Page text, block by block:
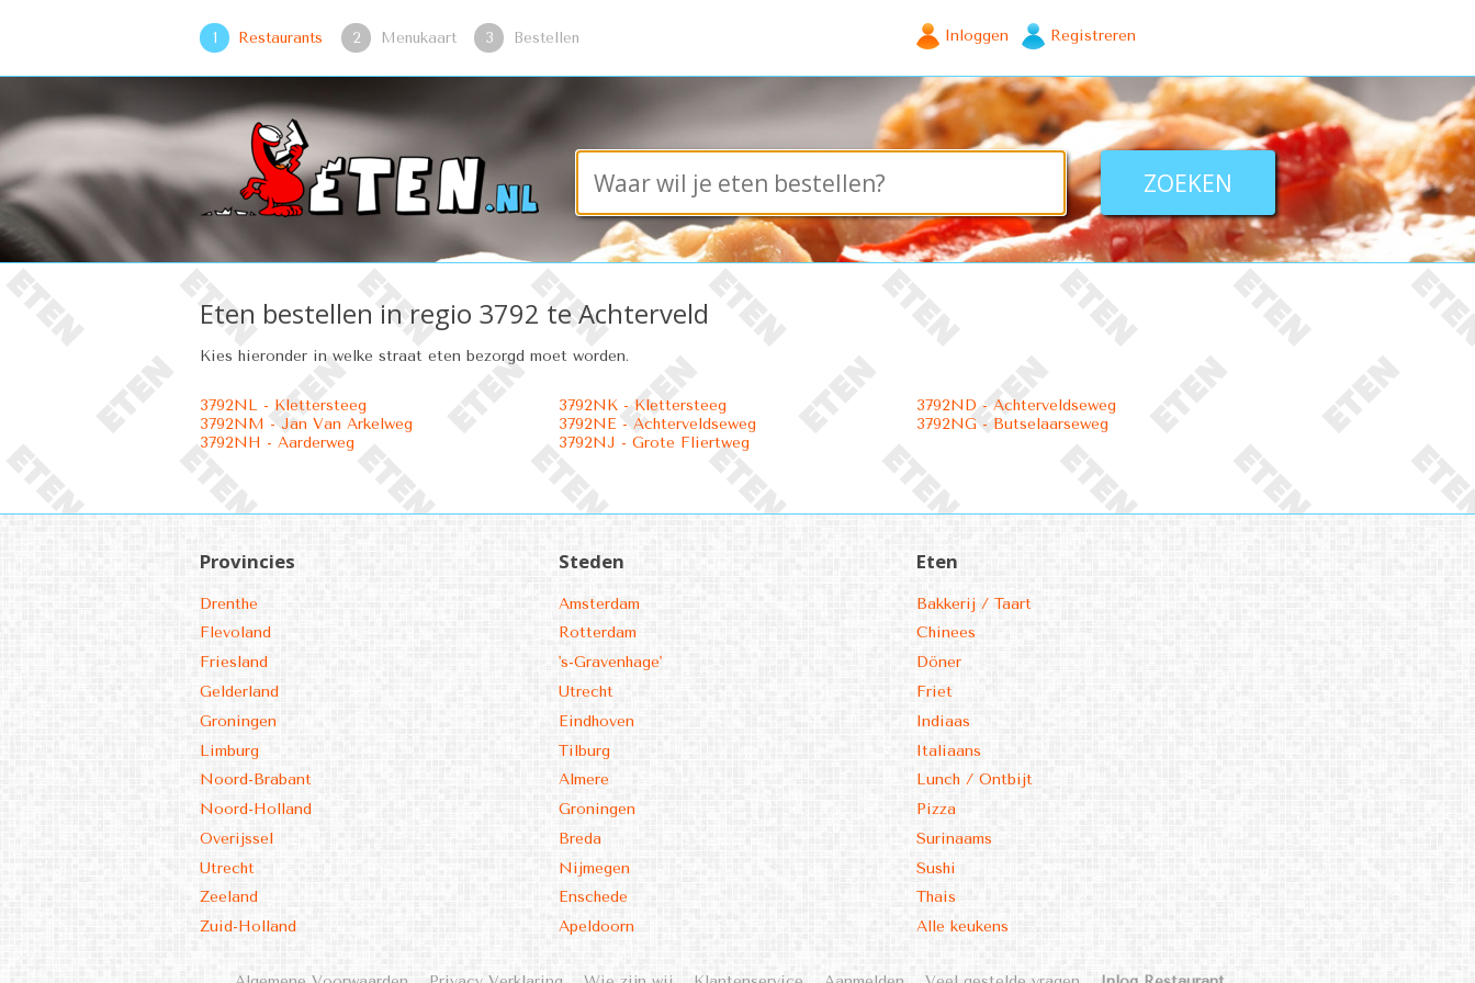
1 Restaurants 2 Menukaart 3 Bestellen Inloggen Registreren
Eten bestellen in regio 3792 te Achterveld
Kies hieronder in welke straat eten bezorgd moet worden.
3792NL - Klettersteeg
3792NM - Jan Van Arkelweg
3792NH - Aarderweg
3792NK - Klettersteeg
3792NE - Achterveldseweg
3792NJ - Grote Fliertweg
3792ND - Achterveldseweg
3792NG - Butselaarseweg
Provincies
Drenthe
Flevoland
Friesland
Gelderland
Groningen
Limburg
Noord-Brabant
Noord-Holland
Overijssel
Utrecht
Zeeland
Zuid-Holland
Steden
Amsterdam
Rotterdam
's-Gravenhage'
Utrecht
Eindhoven
Tilburg
Almere
Groningen
Breda
Nijmegen
Enschede
Apeldoorn
Eten
Bakkerij / Taart
Chinees
Döner
Friet
Indiaas
Italiaans
Lunch / Ontbijt
Pizza
Surinaams
Sushi
Thais
Alle keukens